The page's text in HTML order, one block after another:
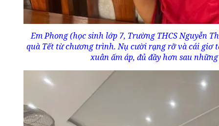
Em Phong (học sinh lớp 7, Trường THCS Nguyễn
quà Tết từ chương trình. Nụ cười rạng rỡ và cái giơ
xuân ấm áp, đủ đầy hơn sau